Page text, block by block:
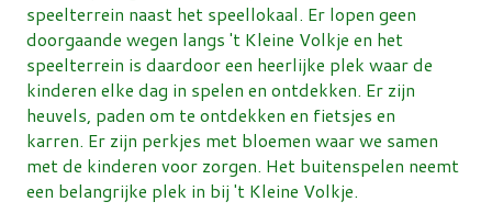
speelterrein naast het speellokaal. Er lopen geen
doorgaande wegen langs 't Kleine Volkje en het
speelterrein is daardoor een heerlijke plek waar de
kinderen elke dag in spelen en ontdekken. Er zijn
heuvels, paden om te ontdekken en fietsjes en
karren. Er zijn perkjes met bloemen waar we samen
met de kinderen voor zorgen. Het buitenspelen neemt
een belangrijke plek in bij 't Kleine Volkje.